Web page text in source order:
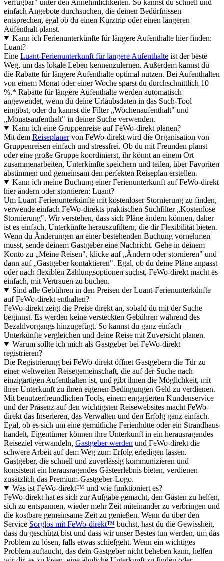
verfügbar" unter den Annehmlichkeiten. So kannst du schnell und
einfach Angebote durchsuchen, die deinen Bedürfnissen
entsprechen, egal ob du einen Kurztrip oder einen längeren
Aufenthalt planst.
Kann ich Ferienunterkünfte für längere Aufenthalte hier finden:
Luant?
Eine Luant-Ferienunterkunft für längere Aufenthalte ist der beste
Weg, um das lokale Leben kennenzulernen. Außerdem kannst du
die Rabatte für längere Aufenthalte optimal nutzen. Bei Aufenthalten
von einem Monat oder einer Woche sparst du durchschnittlich 10
%.* Rabatte für längere Aufenthalte werden automatisch
angewendet, wenn du deine Urlaubsdaten in das Such-Tool
eingibst, oder du kannst die Filter „Wochenaufenthalt" und
„Monatsaufenthalt" in deiner Suche verwenden.
Kann ich eine Gruppenreise auf FeWo-direkt planen?
Mit dem Reiseplanervon FeWo-direkt wird die Organisation von
Gruppenreisen einfach und stressfrei. Ob du mit Freunden planst
oder eine große Gruppe koordinierst, ihr könnt an einem Ort
zusammenarbeiten, Unterkünfte speichern und teilen, über Favoriten
abstimmen und gemeinsam den perfekten Reiseplan erstellen.
Kann ich meine Buchung einer Ferienunterkunft auf FeWo-direkt
hier ändern oder stornieren: Luant?
Um Luant-Ferienunterkünfte mit kostenloser Stornierung zu finden,
verwende einfach FeWo-direkts praktischen Suchfilter „Kostenlose
Stornierung". Wir verstehen, dass sich Pläne ändern können, daher
ist es einfach, Unterkünfte herauszufiltern, die dir Flexibilität bieten.
Wenn du Änderungen an einer bestehenden Buchung vornehmen
musst, sende deinem Gastgeber eine Nachricht. Gehe in deinem
Konto zu „Meine Reisen", klicke auf „Ändern oder stornieren" und
dann auf „Gastgeber kontaktieren". Egal, ob du deine Pläne anpasst
oder nach flexiblen Zahlungsoptionen suchst, FeWo-direkt macht es
einfach, mit Vertrauen zu buchen.
Sind alle Gebühren in den Preisen der Luant-Ferienunterkünfte
auf FeWo-direkt enthalten?
FeWo-direkt zeigt die Preise direkt an, sobald du mit der Suche
beginnst. Es werden keine versteckten Gebühren während des
Bezahlvorgangs hinzugefügt. So kannst du ganz einfach
Unterkünfte vergleichen und deine Reise mit Zuversicht planen.
Warum sollte ich mich als Gastgeber bei FeWo-direkt
registrieren?
Die Registrierung bei FeWo-direkt öffnet Gastgebern die Tür zu
einer weltweiten Reisegemeinschaft, die auf der Suche nach
einzigartigen Aufenthalten ist, und gibt ihnen die Möglichkeit, mit
ihrer Unterkunft zu ihren eigenen Bedingungen Geld zu verdienen.
Mit benutzerfreundlichen Tools, einem engagierten Kundenservice
und der Präsenz auf den wichtigsten Reisewebsites macht FeWo-
direkt das Inserieren, das Verwalten und den Erfolg ganz einfach.
Egal, ob es sich um eine gemütliche Ferienhütte oder ein Strandhaus
handelt, Eigentümer können ihre Unterkunft in ein herausragendes
Reiseziel verwandeln, Gastgeber werden und FeWo-direkt die
schwere Arbeit auf dem Weg zum Erfolg erledigen lassen.
Gastgeber, die schnell und zuverlässig kommunizieren und
konsistent ein herausragendes Gästeerlebnis bieten, verdienen
zusätzlich das Premium-Gastgeber-Logo.
Was ist FeWo-direkt™ und wie funktioniert es?
FeWo-direkt hat es sich zur Aufgabe gemacht, den Gästen zu helfen,
sich zu entspannen, wieder mehr Zeit miteinander zu verbringen und
die kostbare gemeinsame Zeit zu genießen. Wenn du über den
Service Sorglos mit FeWo-direkt™ buchst, hast du die Gewissheit,
dass du geschützt bist und dass wir unser Bestes tun werden, um das
Problem zu lösen, falls etwas schiefgeht. Wenn ein wichtiges
Problem auftaucht, das dein Gastgeber nicht beheben kann, helfen